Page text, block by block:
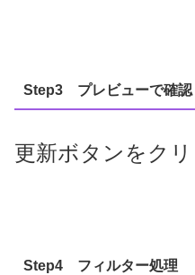
Step3 プレビューで確認
更新ボタンをクリ
Step4 フィルター処理